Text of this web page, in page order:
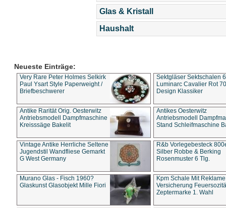
Glas & Kristall
Haushalt
Neueste Einträge:
Very Rare Peter Holmes Selkirk
Paul Ysart Style Paperweight /
Briefbeschwerer
Sektgläser Sektschalen
Luminarc Cavalier Rot
Design Klassiker
Antike Rarität Orig. Oesterwitz
Antriebsmodell Dampfmaschine
Kreisssäge Bakelit
Antikes Oesterwitz
Antriebsmodell
Stand Schleifmaschine
Vintage Antike Herrliche Seltene
Jugendstil Wandfliese Gemarkt
G West Germany
R&b Vorlegebesteck
Silber Robbe & Berking
Rosenmuster 6 Tlg.
Murano Glas - Fisch 1960?
Glaskunst Glasobjekt Mille Fiori
Kpm Schale Mit Reklame
Versicherung
Zeptermarke 1. Wahl